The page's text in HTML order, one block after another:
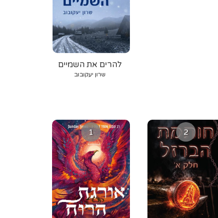
להרים את השמיים
שרון יעקובוב
1 2